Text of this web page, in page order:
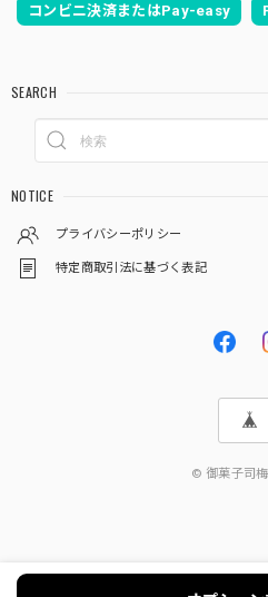
コンビニ決済またはPay-easy
SEARCH
NOTICE
プライバシーポリシー
特定商取引法に基づく表記
© 御菓子司